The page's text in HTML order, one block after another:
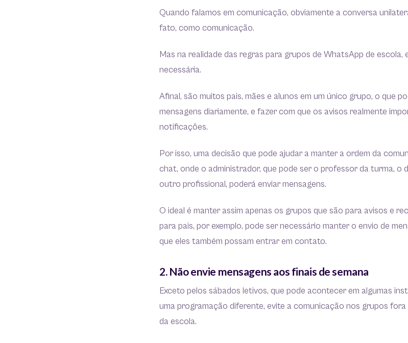
Quando falamos em comunicação, obviamente a conversa
fato, como comunicação.
Mas na realidade das regras para grupos de WhatsApp de escola,
necessária.
Afinal, são muitos pais, mães e alunos em um único grupo, o que
mensagens diariamente, e fazer com que os avisos realmente
notificações.
Por isso, uma decisão que pode ajudar a manter a ordem da
chat, onde o administrador, que pode ser o professor da turma, o
outro profissional, poderá enviar mensagens.
O ideal é manter assim apenas os grupos que são para avisos e
para pais, por exemplo, pode ser necessário manter o envio de
que eles também possam entrar em contato.
2. Não envie mensagens aos finais de semana
Exceto pelos sábados letivos, que pode acontecer em algumas
uma programação diferente, evite a comunicação nos grupos
da escola.